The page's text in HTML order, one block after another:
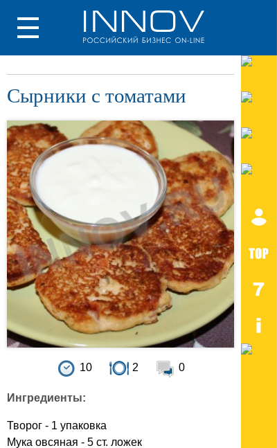
Сырники с томатами
10 2 0
Ингредиенты:
Творог - 1 упаковка
Мука овсяная - 5 ст. ложек